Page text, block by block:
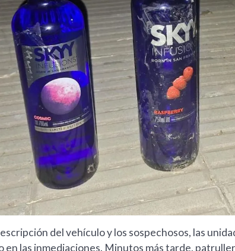
del vehículo y los sospechosos, las
en las inmediaciones. Minutos más tarde,